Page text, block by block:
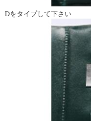
Dをタイプして